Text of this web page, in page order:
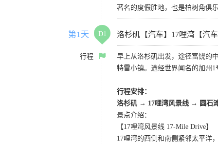
著名的度假胜地，也是柏树角俱
第1天 D1 洛杉矶【汽车】17哩湾【汽
行程
早上从洛杉矶出发，途径富饶的
特雷小镇。途经世界闻名的加州
行程安排：
洛杉矶 → 17哩湾风景线 → 圆石
景点介绍：
【17哩湾风景线 17-Mile Drive】
17哩湾的西侧和南侧紧邻太平洋